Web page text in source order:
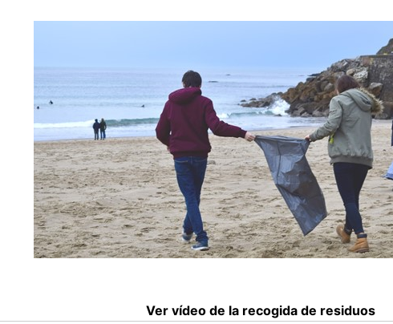
Ver vídeo de la recogida de residuos